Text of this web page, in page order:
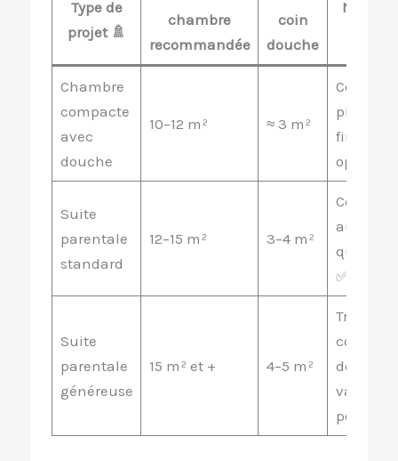
Type de
projet 🚿
chambre
recommandée
coin
douche
Niveau
Chambre
compacte
avec
douche
10–12 m² ≈ 3 m²
Correct
plan est
optimisé
Suite
parentale
standard
12–15 m² 3–4 m²
au
✅
Suite
parentale
généreuse
15 m² et + 4–5 m²
Très
double
vasque
possible